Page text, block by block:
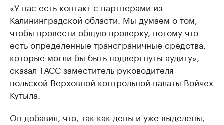
«У нас есть контакт с партнерами из
Калининградской области. Мы думаем о том,
чтобы провести общую проверку, потому что
есть определенные трансграничные средства,
которые могли бы быть подвергнуты аудиту», —
сказал ТАСС заместитель руководителя
польской Верховной контрольной палаты Войчех
Кутыла.
Он добавил, что, так как деньги уже выделены,